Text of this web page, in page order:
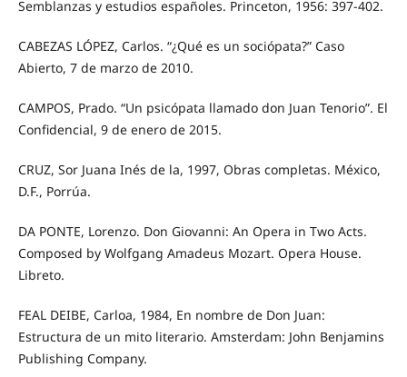
Semblanzas y estudios españoles. Princeton, 1956: 397-402.
CABEZAS LÓPEZ, Carlos. “¿Qué es un sociópata?” Caso
Abierto, 7 de marzo de 2010.
CAMPOS, Prado. “Un psicópata llamado don Juan Tenorio”. El
Confidencial, 9 de enero de 2015.
CRUZ, Sor Juana Inés de la, 1997, Obras completas. México,
D.F., Porrúa.
DA PONTE, Lorenzo. Don Giovanni: An Opera in Two Acts.
Composed by Wolfgang Amadeus Mozart. Opera House.
Libreto.
FEAL DEIBE, Carloa, 1984, En nombre de Don Juan:
Estructura de un mito literario. Amsterdam: John Benjamins
Publishing Company.